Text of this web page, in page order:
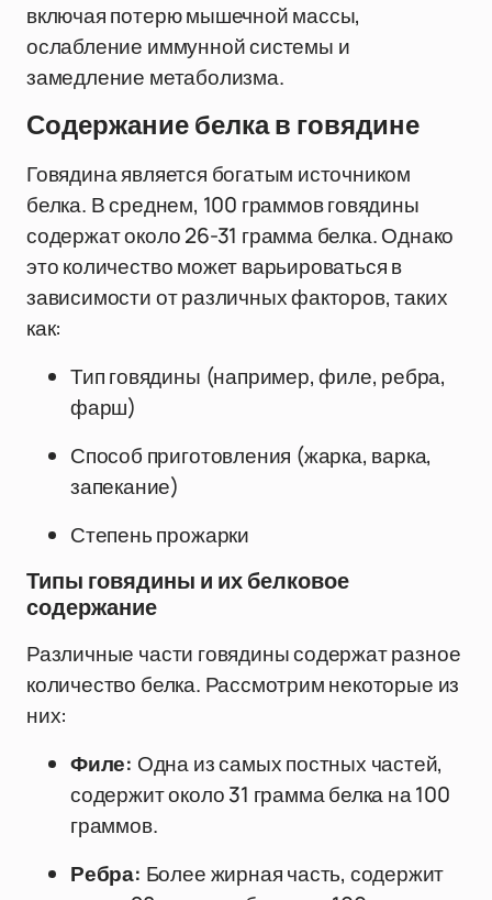
включая потерю мышечной массы,
ослабление иммунной системы и
замедление метаболизма.
Содержание белка в говядине
Говядина является богатым источником
белка. В среднем, 100 граммов говядины
содержат около 26-31 грамма белка. Однако
это количество может варьироваться в
зависимости от различных факторов, таких
как:
Тип говядины (например, филе, ребра,
фарш)
Способ приготовления (жарка, варка,
запекание)
Степень прожарки
Типы говядины и их белковое
содержание
Различные части говядины содержат разное
количество белка. Рассмотрим некоторые из
них:
Филе: Одна из самых постных частей,
содержит около 31 грамма белка на 100
граммов.
Ребра: Более жирная часть, содержит